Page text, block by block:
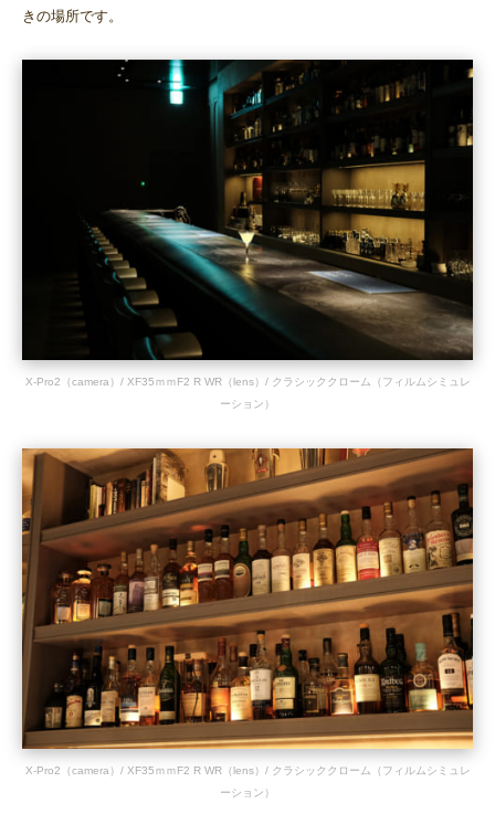
きの場所です。
X-Pro2（camera）/ XF35ｍｍF2 R WR（lens）/ クラシッククローム（フィルムシミュレ
ーション）
X-Pro2（camera）/ XF35ｍｍF2 R WR（lens）/ クラシッククローム（フィルムシミュレ
ーション）